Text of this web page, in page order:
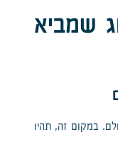
שמביא
במקום זה, תהיו